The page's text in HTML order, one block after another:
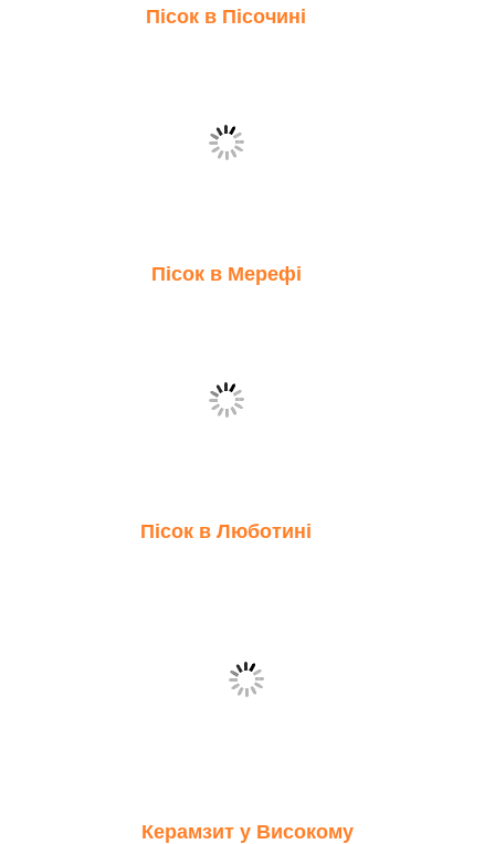
Пісок в Пісочині
Пісок в Мерефі
Пісок в Люботині
Керамзит у Високому